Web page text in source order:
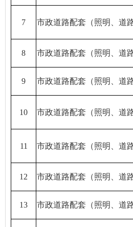
7 市政道路配套（照明、道
8 市政道路配套（照明、道
9 市政道路配套（照明、道
10 市政道路配套（照明、道
11 市政道路配套（照明、道
12 市政道路配套（照明、道
13 市政道路配套（照明、道